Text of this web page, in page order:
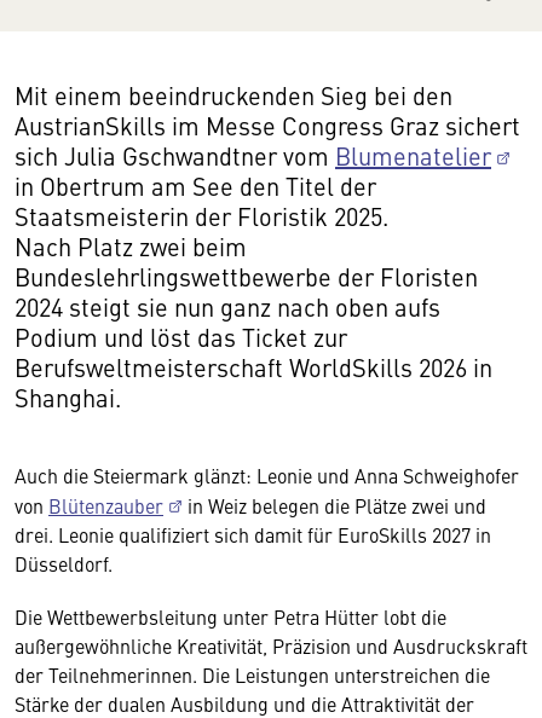
Mit einem beeindruckenden Sieg bei den
AustrianSkills im Messe Congress Graz sichert
sich Julia Gschwandtner vom Blumenatelier
in Obertrum am See den Titel der
Staatsmeisterin der Floristik 2025.
Nach Platz zwei beim
Bundeslehrlingswettbewerbe der Floristen
2024 steigt sie nun ganz nach oben aufs
Podium und löst das Ticket zur
Berufsweltmeisterschaft WorldSkills 2026 in
Shanghai.
Auch die Steiermark glänzt: Leonie und Anna Schweighofer
von Blütenzauber
in Weiz belegen die Plätze zwei und
drei. Leonie qualifiziert sich damit für EuroSkills 2027 in
Düsseldorf.
Die Wettbewerbsleitung unter Petra Hütter lobt die
außergewöhnliche Kreativität, Präzision und Ausdruckskraft
der Teilnehmerinnen. Die Leistungen unterstreichen die
Stärke der dualen Ausbildung und die Attraktivität der